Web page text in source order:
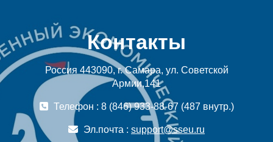
Контакты
Россия 443090, г. Самара, ул. Советской
Армии,141
Телефон : 8 (846) 933-88-67 (487 внутр.)
Эл.почта : support@sseu.ru